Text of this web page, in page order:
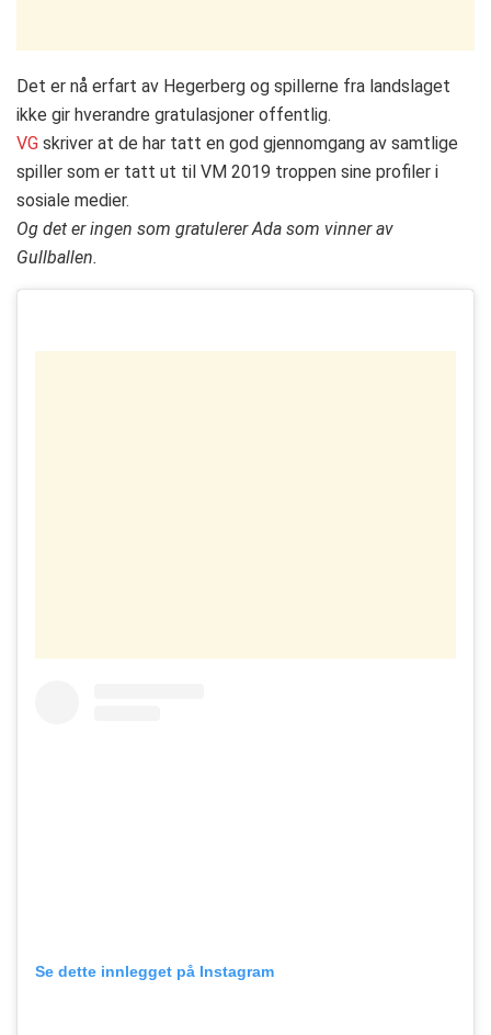
Det er nå erfart av Hegerberg og spillerne fra landslaget
ikke gir hverandre gratulasjoner offentlig.
VG skriver at de har tatt en god gjennomgang av samtlige
spiller som er tatt ut til VM 2019 troppen sine profiler i
sosiale medier.
Og det er ingen som gratulerer Ada som vinner av
Gullballen.
Se dette innlegget på Instagram